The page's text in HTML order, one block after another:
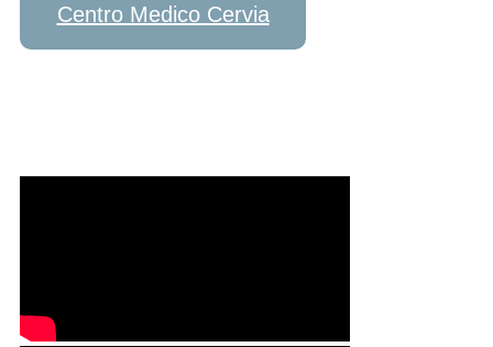
Centro Medico Cervia